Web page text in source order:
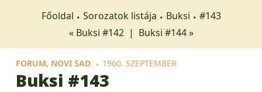
Főoldal Sorozatok listája Buksi
#143
« Buksi #142 | Buksi #144 »
FORUM, NOVI SAD 1960. SZEPTEMBER
Buksi #143